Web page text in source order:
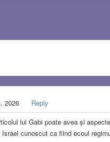
2026
Reply
lui Gabi poate avea și
cunoscut ca fiind ecoul